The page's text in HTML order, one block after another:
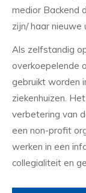
medior Backend
zijn/ haar nieuwe
Als zelfstandig
overkoepelende
gebruikt worden
ziekenhuizen.
verbetering van
een non-profit
werken in een
collegialiteit en